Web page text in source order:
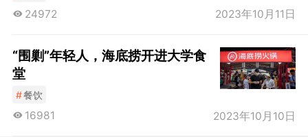
24972 2023年10月11日
“围剿”年轻人，海底捞开进大学食
堂
#餐饮
16981 2023年10月10日